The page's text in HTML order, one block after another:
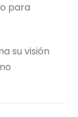
para
su visión